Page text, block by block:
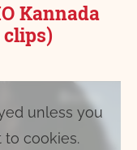
Kannada
clips)
unless you
to cookies.